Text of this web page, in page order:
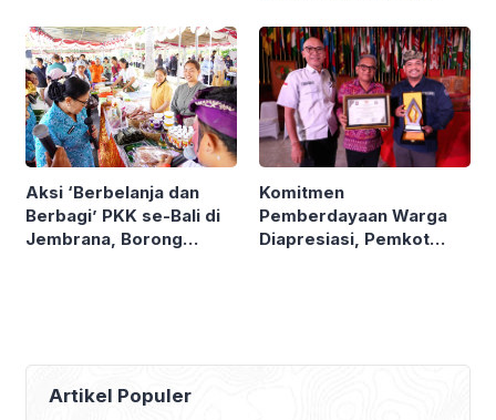
Aksi ‘Berbelanja dan
Berbagi’ PKK se-Bali di
Jembrana, Borong
Komitmen
Pemberdayaan Warga
Diapresiasi, Pemkot
Artikel Populer